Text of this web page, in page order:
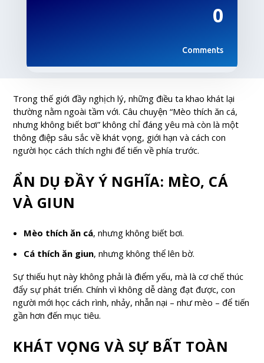
0
Comments
Trong thế giới đầy nghịch lý, những điều ta khao khát lại
thường nằm ngoài tầm với. Câu chuyện “Mèo thích ăn cá,
nhưng không biết bơi” không chỉ đáng yêu mà còn là một
thông điệp sâu sắc về khát vọng, giới hạn và cách con
người học cách thích nghi để tiến về phía trước.
ẨN DỤ ĐẦY Ý NGHĨA: MÈO, CÁ
VÀ GIUN
Mèo thích ăn cá, nhưng không biết bơi.
Cá thích ăn giun, nhưng không thể lên bờ.
Sự thiếu hụt này không phải là điểm yếu, mà là cơ chế thúc
đẩy sự phát triển. Chính vì không dễ dàng đạt được, con
người mới học cách rình, nhảy, nhẫn nại – như mèo – để tiến
gần hơn đến mục tiêu.
KHÁT VỌNG VÀ SỰ BẤT TOÀN